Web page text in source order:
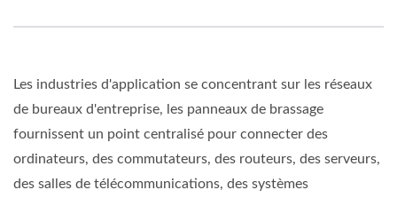
Les industries d'application se concentrant sur les réseaux
de bureaux d'entreprise, les panneaux de brassage
fournissent un point centralisé pour connecter des
ordinateurs, des commutateurs, des routeurs, des serveurs,
des salles de télécommunications, des systèmes